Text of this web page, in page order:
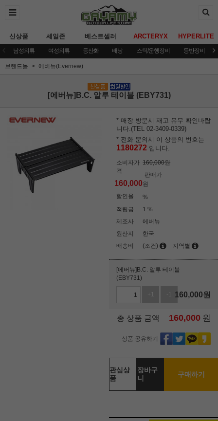
신상품 세일존 베스트셀러 ARCTERYX HYPERLITE
남성의류 여성의류 등산화 배낭 스틱/운행장비 등반장비
브랜드몰 에버뉴(Evernew)
[에버뉴]B.C. 알루 테이블 (EBY731)
* 매장 방문시 재고 유무 확인바랍
니다.(TEL 02-3409-0339)
* 전화 문의시 이 상품의 번호는
1180272 입니다.
소비자가
격
160,000원
판매가
160,000원
할인율
%
적립금
1 %
제조사
에버뉴
원산지
한국
배송비
(조건) 지역별
[에버뉴]B.C. 알루 테이블
(EBY731)
+1 -1 160,000원
총 상품 금액 160,000 원
상품 공유하기
관심상
품
장바구
니
구매하기